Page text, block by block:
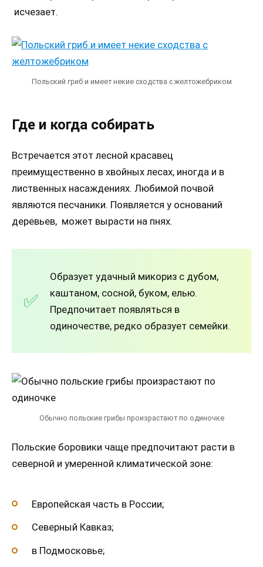
исчезает.
Польский гриб и имеет некие сходства с желтожебриком
Где и когда собирать
Встречается этот лесной красавец
преимущественно в хвойных лесах, иногда и в
лиственных насаждениях. Любимой почвой
являются песчаники. Появляется у оснований
деревьев, может вырасти на пнях.
Образует удачный микориз с дубом,
каштаном, сосной, буком, елью.
Предпочитает появляться в
одиночестве, редко образует семейки.
Обычно польские грибы произрастают по одиночке
Польские боровики чаще предпочитают расти в
северной и умеренной климатической зоне:
Европейская часть в России;
Северный Кавказ;
в Подмосковье;